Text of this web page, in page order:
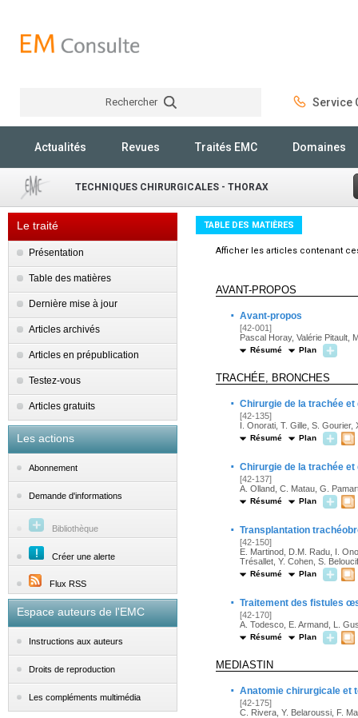
Rechercher Service
Actualités Revues Traités EMC Domaines
TECHNIQUES CHIRURGICALES - THORAX
Le traité
Présentation
Table des matières
Dernière mise à jour
Articles archivés
Articles en prépublication
Testez-vous
Articles gratuits
Les actions
Abonnement
Demande d'informations
Bibliothèque
Créer une alerte
Flux RSS
Espace auteurs de l'EMC
Instructions aux auteurs
Droits de reproduction
Les compléments multimédia
TABLE DES MATIÈRES
Afficher les articles contenant
AVANT-PROPOS
· Avant-propos
[42-001]
Pascal Horay, Valérie Pitault,
Résumé Plan
TRACHÉE, BRONCHES
· Chirurgie de la trachée
[42-135]
I. Onorati, T. Gille, S. Gourier,
Résumé Plan
· Chirurgie de la trachée
[42-137]
A. Olland, C. Matau, G.
Résumé Plan
· Transplantation
[42-150]
E. Martinod, D.M. Radu, I.
Trésallet, Y. Cohen, S.
Résumé Plan
· Traitement des fistules
[42-170]
A. Todesco, E. Armand, L.
Résumé Plan
MEDIASTIN
· Anatomie chirurgicale et
[42-175]
C. Rivera, Y. Belaroussi, F.